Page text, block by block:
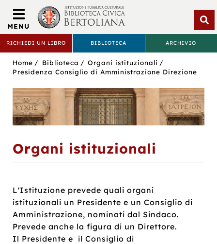
BIBLIOTECA
CIVICA
BERTOLIANA
RICHIEDI UN LIBRO BIBLIOTECA ARCHIVIO
MENU
Bertoliana
Sei
in:
Home Biblioteca
Organi istituzionali
Presidenza Consiglio di Amministrazione Direzione
Organi istituzionali
L'Istituzione prevede quali organi
istituzionali un Presidente e un Consiglio di
Amministrazione, nominati dal Sindaco.
Prevede anche la figura di un Direttore.
Il Presidente e il Consiglio di